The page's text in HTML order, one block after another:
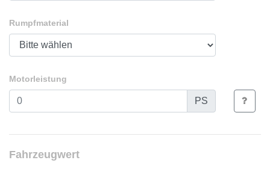
Rumpfmaterial
Motorleistung
PS
Fahrzeugwert